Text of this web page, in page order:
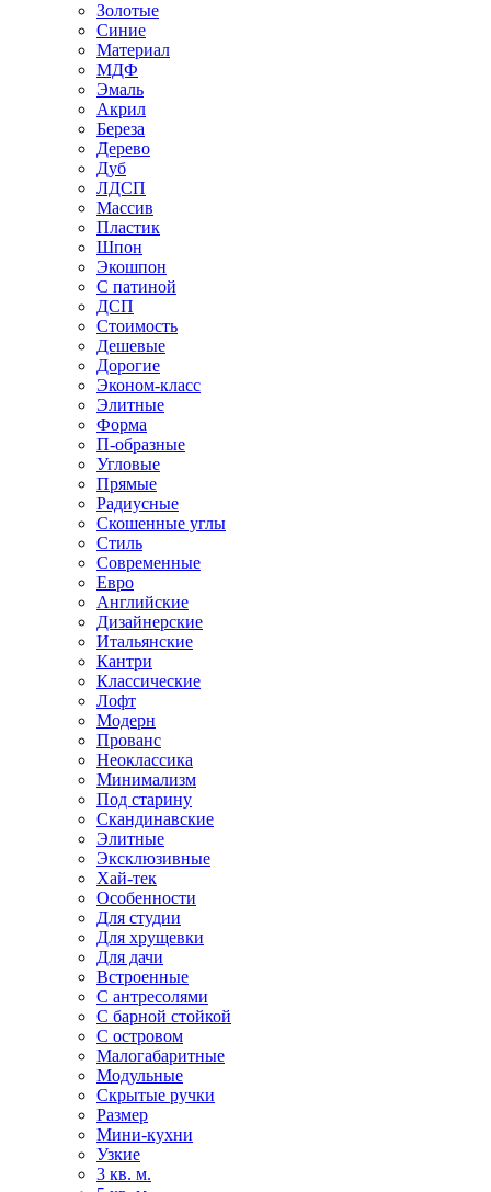
Золотые
Синие
Материал
МДФ
Эмаль
Акрил
Береза
Дерево
Дуб
ЛДСП
Массив
Пластик
Шпон
Экошпон
С патиной
ДСП
Стоимость
Дешевые
Дорогие
Эконом-класс
Элитные
Форма
П-образные
Угловые
Прямые
Радиусные
Скошенные углы
Стиль
Современные
Евро
Английские
Дизайнерские
Итальянские
Кантри
Классические
Лофт
Модерн
Прованс
Неоклассика
Минимализм
Под старину
Скандинавские
Элитные
Эксклюзивные
Хай-тек
Особенности
Для студии
Для хрущевки
Для дачи
Встроенные
С антресолями
С барной стойкой
С островом
Малогабаритные
Модульные
Скрытые ручки
Размер
Мини-кухни
Узкие
3 кв. м.